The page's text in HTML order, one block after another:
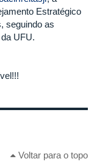
Estratégico
seguindo as
UFU.
Voltar para o topo